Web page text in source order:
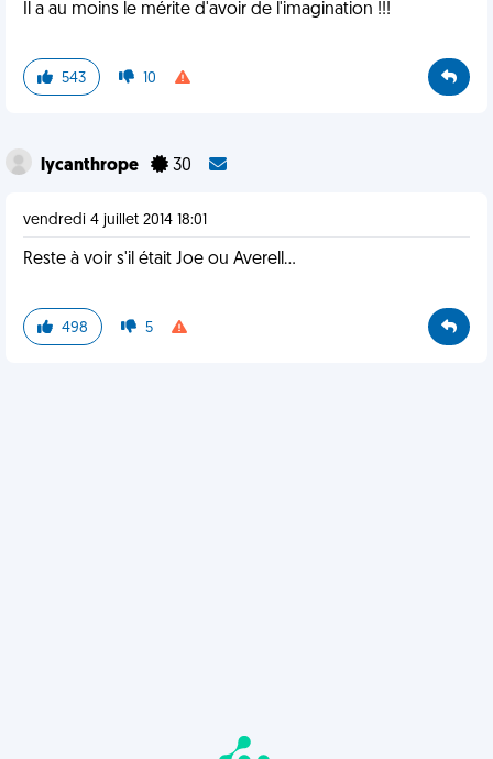
Il a au moins le mérite d'avoir de l'imagination !!!
543 10
lycanthrope 30
vendredi 4 juillet 2014 18:01
Reste à voir s'il était Joe ou Averell...
498 5